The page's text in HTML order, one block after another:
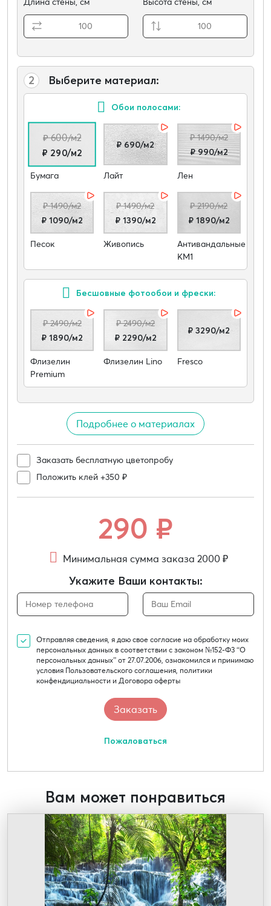
2 Выберите материал:
Обои полосами:
₽ 600/м2
₽ 290/м2
Бумага
₽ 690/м2
Лайт
₽ 1490/м2
₽ 990/м2
Лен
₽ 1490/м2
₽ 1090/м2
Песок
₽ 1490/м2
₽ 1390/м2
Живопись
₽ 2190/м2
₽ 1890/м2
Антивандальные
КМ1
Бесшовные фотообои и фрески:
₽ 2490/м2
₽ 1890/м2
Флизелин
Premium
₽ 2490/м2
₽ 2290/м2
Флизелин Lino
₽ 3290/м2
Fresco
Подробнее о материалах
Заказать бесплатную цветопробу
Положить клей +350 ₽
290 ₽
Минимальная сумма заказа 2000 ₽
Укажите Ваши контакты:
Отправляя сведения, я даю свое согласие на обработку моих
персональных данных в соответствии с законом №152-Ф3 “О
персональных данных” от 27.07.2006, ознакомился и принимаю
условия Пользовательского соглашения, политики
конфендициальности и Договора оферты
Пожаловаться
Вам может понравиться